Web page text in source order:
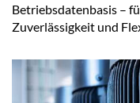
Betriebsdatenbasis –
Zuverlässigkeit und